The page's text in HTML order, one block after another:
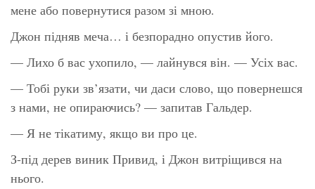
мене або повернутися разом зі мною.
Джон підняв меча… і безпорадно опустив його.
— Лихо б вас ухопило, — лайнувся він. — Усіх вас.
— Тобі руки зв’язати, чи даси слово, що повернешся
з нами, не опираючись? — запитав Гальдер.
— Я не тікатиму, якщо ви про це.
З-під дерев виник Привид, і Джон витріщився на
нього.